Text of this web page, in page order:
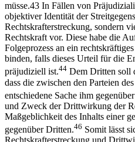
müsse.43 In Fällen von
objektiver Identität der
Rechtskrafterstreckung, sondern
Rechtskraft vor. Diese habe die
Folgeprozess an ein
binden, falls dieses Urteil für die
präjudiziell ist.44 Dem Dritten soll
dass die zwischen den Parteien
entschiedene Sache ihm
und Zweck der Drittwirkung der
Maßgeblichkeit des Inhalts einer
gegenüber Dritten.46 Somit lässt